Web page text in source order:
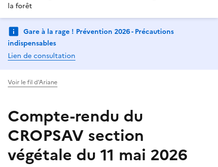
la forêt
Gare à la rage ! Prévention 2026 - Précautions
indispensables
Lien de consultation
Voir le fil d'Ariane
Compte-rendu du
CROPSAV section
végétale du 11 mai 2026